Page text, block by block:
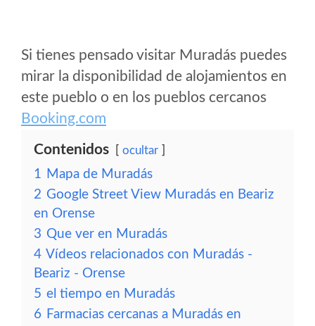
Si tienes pensado visitar Muradás puedes
mirar la disponibilidad de alojamientos en
este pueblo o en los pueblos cercanos
Booking.com
Contenidos ocultar
1 Mapa de Muradás
2 Google Street View Muradás en Beariz
en Orense
3 Que ver en Muradás
4 Vídeos relacionados con Muradás -
Beariz - Orense
5 el tiempo en Muradás
6 Farmacias cercanas a Muradás en